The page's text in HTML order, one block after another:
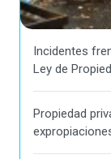
Incidentes
Ley de
Propiedad